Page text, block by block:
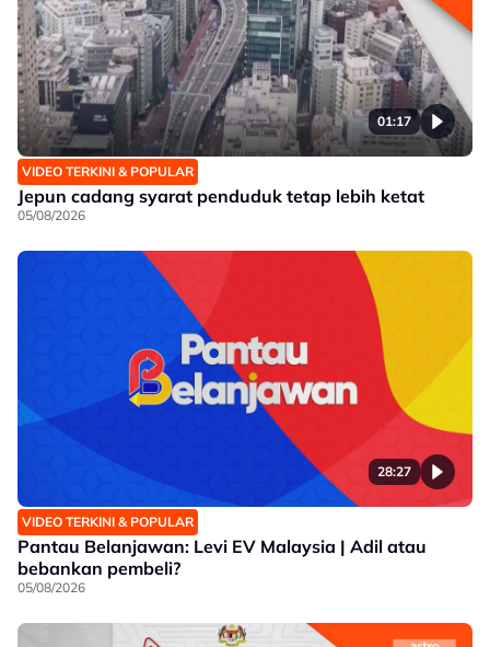
01:17
VIDEO TERKINI & POPULAR
Jepun cadang syarat penduduk tetap lebih ketat
05/08/2026
28:27
VIDEO TERKINI & POPULAR
Pantau Belanjawan: Levi EV Malaysia | Adil atau
bebankan pembeli?
05/08/2026